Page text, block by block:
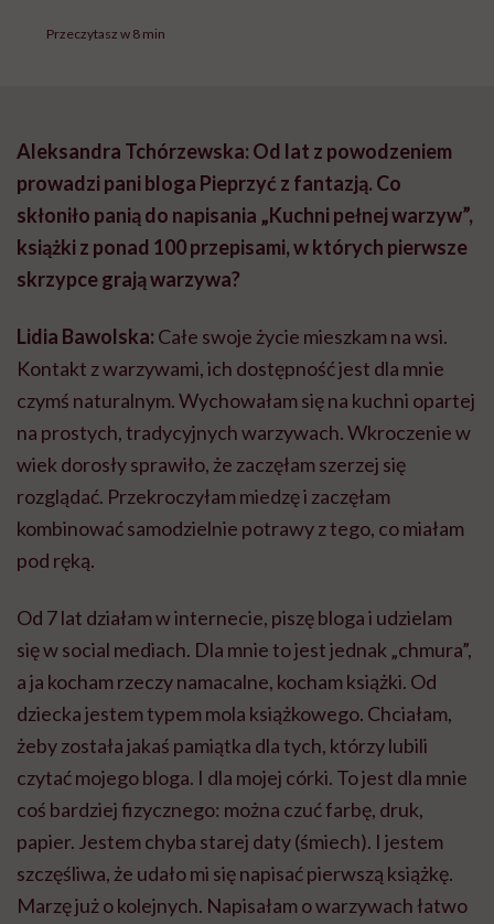
Przeczytasz w 8 min
Aleksandra Tchórzewska: Od lat z powodzeniem
prowadzi pani bloga Pieprzyć z fantazją. Co
skłoniło panią do napisania „Kuchni pełnej warzyw”,
książki z ponad 100 przepisami, w których pierwsze
skrzypce grają warzywa?
Lidia Bawolska: Całe swoje życie mieszkam na wsi.
Kontakt z warzywami, ich dostępność jest dla mnie
czymś naturalnym. Wychowałam się na kuchni opartej
na prostych, tradycyjnych warzywach. Wkroczenie w
wiek dorosły sprawiło, że zaczęłam szerzej się
rozglądać. Przekroczyłam miedzę i zaczęłam
kombinować samodzielnie potrawy z tego, co miałam
pod ręką.
Od 7 lat działam w internecie, piszę bloga i udzielam
się w social mediach. Dla mnie to jest jednak „chmura”,
a ja kocham rzeczy namacalne, kocham książki. Od
dziecka jestem typem mola książkowego. Chciałam,
żeby została jakaś pamiątka dla tych, którzy lubili
czytać mojego bloga. I dla mojej córki. To jest dla mnie
coś bardziej fizycznego: można czuć farbę, druk,
papier. Jestem chyba starej daty (śmiech). I jestem
szczęśliwa, że udało mi się napisać pierwszą książkę.
Marzę już o kolejnych. Napisałam o warzywach łatwo